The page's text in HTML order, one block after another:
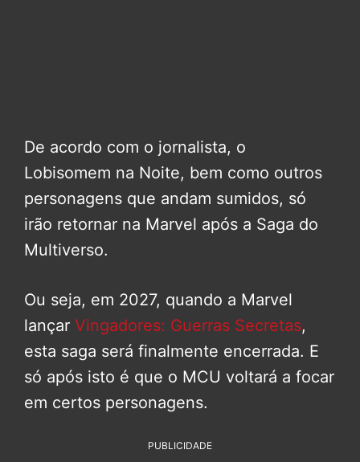
De acordo com o jornalista, o
Lobisomem na Noite, bem como outros
personagens que andam sumidos, só
irão retornar na Marvel após a Saga do
Multiverso.
Ou seja, em 2027, quando a Marvel
lançar Vingadores: Guerras Secretas,
esta saga será finalmente encerrada. E
só após isto é que o MCU voltará a focar
em certos personagens.
PUBLICIDADE